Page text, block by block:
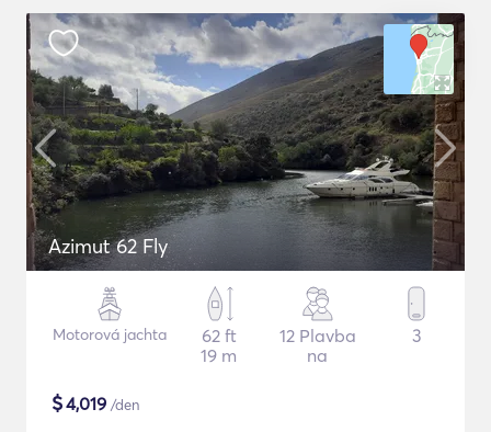
Azimut 62 Fly
Motorová jachta
62 ft
19 m
12 Plavba
na
3
$4,019 /den